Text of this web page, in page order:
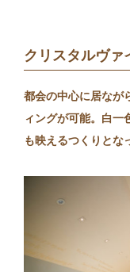
クリスタルヴァ
都会の中心に居なが
ィングが可能。白一
も映えるつくりとな